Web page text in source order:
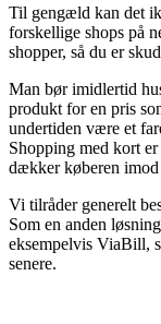
Til gengæld kan det
forskellige shops på
shopper, så du er
Man bør imidlertid
produkt for en pris
undertiden være et
Shopping med kort
dækker køberen
Vi tilråder generelt
Som en anden
eksempelvis ViaBill,
senere.